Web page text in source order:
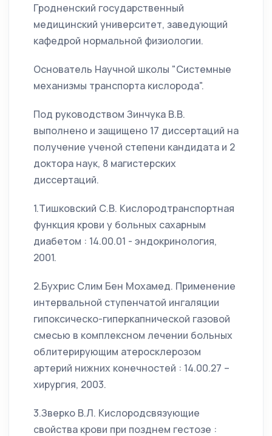
Гродненский государственный
медицинский университет, заведующий
кафедрой нормальной физиологии.
Основатель Научной школы "Системные
механизмы транспорта кислорода".
Под руководством Зинчука В.В.
выполнено и защищено 17 диссертаций на
получение ученой степени кандидата и 2
доктора наук, 8 магистерских
диссертаций.
1.Тишковский С.В. Кислородтранспортная
функция крови у больных сахарным
диабетом : 14.00.01 - эндокринология,
2001.
2.Бухрис Слим Бен Мохамед. Применение
интервальной ступенчатой ингаляции
гипоксическо-гиперкапнической газовой
смесью в комплексном лечении больных
облитерирующим атеросклерозом
артерий нижних конечностей : 14.00.27 –
хирургия, 2003.
3.Зверко В.Л. Кислородсвязующие
свойства крови при позднем гестозе :